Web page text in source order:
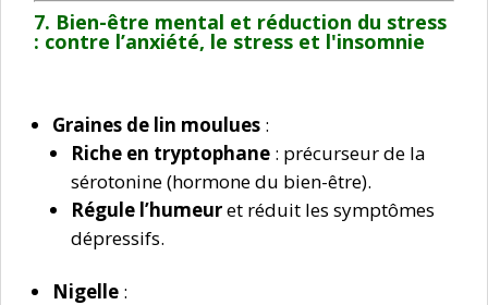
7. Bien-être mental et réduction du stress
: contre l’anxiété, le stress et l'insomnie
Graines de lin moulues :
Riche en tryptophane : précurseur de la
sérotonine (hormone du bien-être).
Régule l’humeuret réduit les symptômes
dépressifs.
Nigelle :